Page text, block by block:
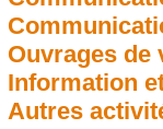
Ouvrages de
Information
Autres